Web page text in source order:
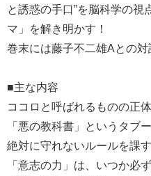
と誘惑の手口”を脳科学の視
マ」を解き明かす！
巻末には藤子不二雄Aとの対
■主な内容
ココロと呼ばれるものの正体
「悪の教科書」というタブー
絶対に守れないルールを課す
「意志の力」は、いつか必